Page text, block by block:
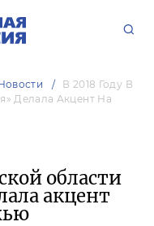
В 2018 Году В
Делала Акцент На
области
акцент